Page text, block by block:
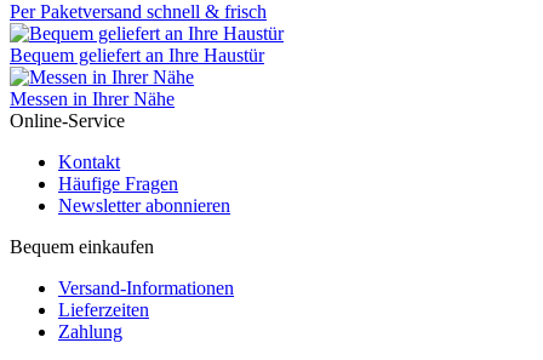
Per Paketversand schnell & frisch
Bequem geliefert an Ihre Haustür
Messen in Ihrer Nähe
Online-Service
Kontakt
Häufige Fragen
Newsletter abonnieren
Bequem einkaufen
Versand-Informationen
Lieferzeiten
Zahlung